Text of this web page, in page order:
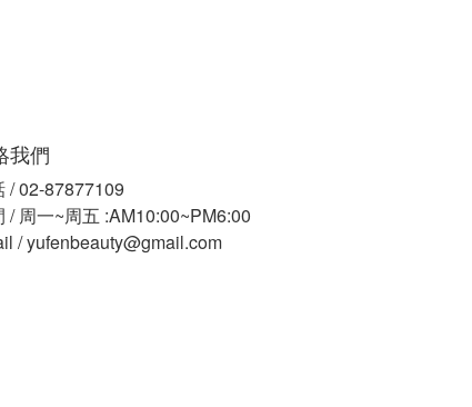
我們
/ 02-87877109
/ 周一~周五 :AM10:00~PM6:00
/ yufenbeauty@gmail.com